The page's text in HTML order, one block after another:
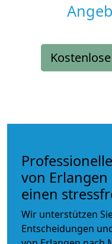
von
einen
Wir unterstützen
Entscheidungen